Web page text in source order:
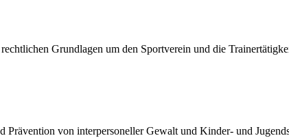
Grundlagen um den Sportverein und die
Prävention von interpersoneller Gewalt und Kinder- und